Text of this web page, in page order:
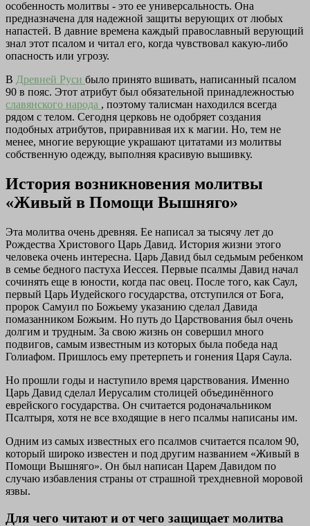
особенность молитвы - это ее универсальность. Она
предназначена для надежной защиты верующих от любых
напастей. В давние времена каждый православный верующий
знал этот псалом и читал его, когда чувствовал какую-либо
опасность или угрозу.
В Древней Руси было принято вшивать, написанный псалом
90 в пояс. Этот атрибут был обязательной принадлежностью
славянского народа , поэтому талисман находился всегда
рядом с телом. Сегодня церковь не одобряет создания
подобных атрибутов, приравнивая их к магии. Но, тем не
менее, многие верующие украшают цитатами из молитвы
собственную одежду, выполняя красивую вышивку.
История возникновения молитвы
«Живый в Помощи Вышняго»
Эта молитва очень древняя. Ее написал за тысячу лет до
Рождества Христового Царь Давид. История жизни этого
человека очень интересна. Царь Давид был седьмым ребенком
в семье бедного пастуха Иессея. Первые псалмы Давид начал
сочинять еще в юности, когда пас овец. После того, как Саул,
первый Царь Иудейского государства, отступился от Бога,
пророк Самуил по Божьему указанию сделал Давида
помазанником Божьим. Но путь до Царствования был очень
долгим и трудным. За свою жизнь он совершил много
подвигов, самым известным из которых была победа над
Голиафом. Пришлось ему претерпеть и гонения Царя Саула.
Но прошли годы и наступило время царствования. Именно
Царь Давид сделал Иерусалим столицей объединённого
еврейского государства. Он считается родоначальником
Псалтыря, хотя не все входящие в него псалмы написаны им.
Одним из самых известных его псалмов считается псалом 90,
который широко известен и под другим названием «Живый в
Помощи Вышняго». Он был написан Царем Давидом по
случаю избавления страны от страшной трехдневной моровой
язвы.
Для чего читают и от чего защищает молитва